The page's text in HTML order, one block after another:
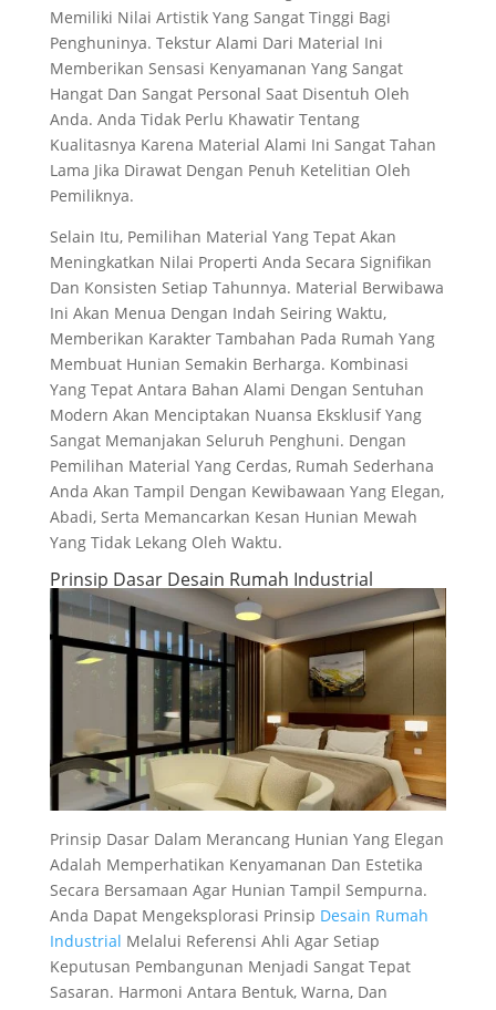
Memiliki Nilai Artistik Yang Sangat Tinggi Bagi
Penghuninya. Tekstur Alami Dari Material Ini
Memberikan Sensasi Kenyamanan Yang Sangat
Hangat Dan Sangat Personal Saat Disentuh Oleh
Anda. Anda Tidak Perlu Khawatir Tentang
Kualitasnya Karena Material Alami Ini Sangat Tahan
Lama Jika Dirawat Dengan Penuh Ketelitian Oleh
Pemiliknya.
Selain Itu, Pemilihan Material Yang Tepat Akan
Meningkatkan Nilai Properti Anda Secara Signifikan
Dan Konsisten Setiap Tahunnya. Material Berwibawa
Ini Akan Menua Dengan Indah Seiring Waktu,
Memberikan Karakter Tambahan Pada Rumah Yang
Membuat Hunian Semakin Berharga. Kombinasi
Yang Tepat Antara Bahan Alami Dengan Sentuhan
Modern Akan Menciptakan Nuansa Eksklusif Yang
Sangat Memanjakan Seluruh Penghuni. Dengan
Pemilihan Material Yang Cerdas, Rumah Sederhana
Anda Akan Tampil Dengan Kewibawaan Yang Elegan,
Abadi, Serta Memancarkan Kesan Hunian Mewah
Yang Tidak Lekang Oleh Waktu.
Prinsip Dasar Desain Rumah Industrial
Prinsip Dasar Dalam Merancang Hunian Yang Elegan
Adalah Memperhatikan Kenyamanan Dan Estetika
Secara Bersamaan Agar Hunian Tampil Sempurna.
Anda Dapat Mengeksplorasi Prinsip Desain Rumah
Industrial Melalui Referensi Ahli Agar Setiap
Keputusan Pembangunan Menjadi Sangat Tepat
Sasaran. Harmoni Antara Bentuk, Warna, Dan